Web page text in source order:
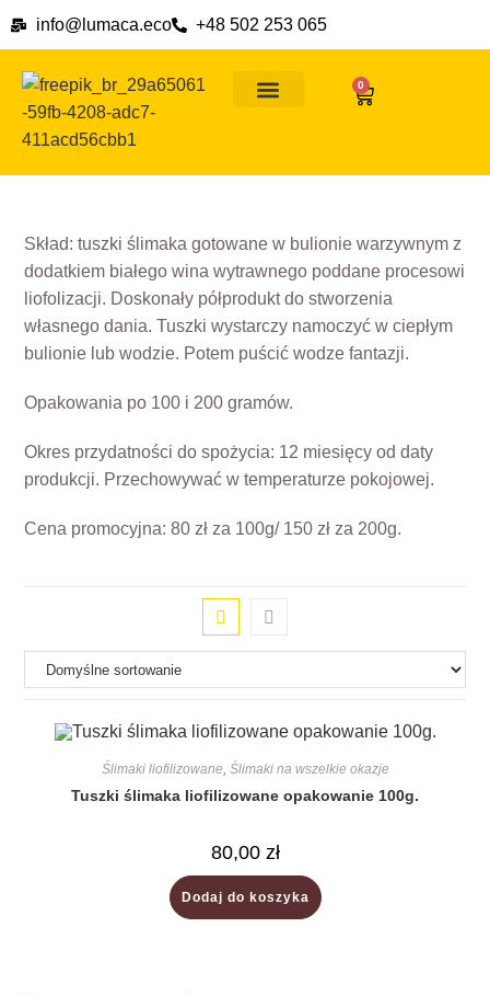
info@lumaca.eco +48 502 253 065
0
Skład: tuszki ślimaka gotowane w bulionie warzywnym z
dodatkiem białego wina wytrawnego poddane procesowi
liofolizacji. Doskonały półprodukt do stworzenia
własnego dania. Tuszki wystarczy namoczyć w ciepłym
bulionie lub wodzie. Potem puścić wodze fantazji.
Opakowania po 100 i 200 gramów.
Okres przydatności do spożycia: 12 miesięcy od daty
produkcji. Przechowywać w temperaturze pokojowej.
Cena promocyjna: 80 zł za 100g/ 150 zł za 200g.
Ślimaki liofilizowane Ślimaki na wszelkie okazje
Tuszki ślimaka liofilizowane opakowanie 100g.
80,00 zł
Dodaj do koszyka